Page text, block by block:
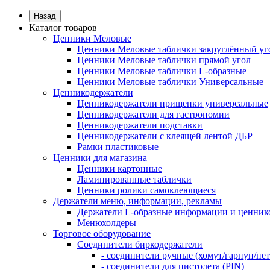
Назад
Каталог товаров
Ценники Меловые
Ценники Меловые таблички закруглённый
Ценники Меловые таблички прямой угол
Ценники Меловые таблички L-образные
Ценники Меловые таблички Универсальные
Ценникодержатели
Ценникодержатели прищепки универсальные
Ценникодержатели для гастрономии
Ценникодержатели подставки
Ценникодержатели с клеящей лентой ДБР
Рамки пластиковые
Ценники для магазина
Ценники картонные
Ламинированные таблички
Ценники ролики самоклеющиеся
Держатели меню, информации, рекламы
Держатели L-образные информации и
Менюхолдеры
Торговое оборудование
Соединители биркодержатели
- соединители ручные (хомут/гарпун/
- соединители для пистолета (PIN)